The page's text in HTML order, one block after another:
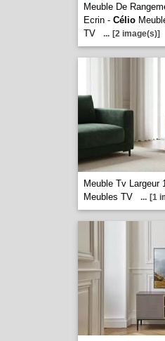
Meuble De
Ecrin - Célio
TV
... [2 image(s)]
Meuble Tv Largeur
Meubles TV
... [1